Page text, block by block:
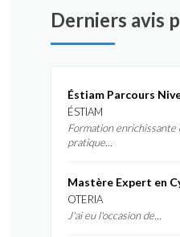
Derniers avis
ÉSTIAM
Formation enrichissante
pratique...
OTERIA
J'ai eu l'occasion de...